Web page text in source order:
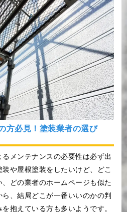
方必見！塗装業者の選び
メンテナンスの必要性は必ず出
や屋根塗装をしたいけど、どこ
どの業者のホームページも似た
、結局どこが一番いいのかの判
抱えている方も多いようです。